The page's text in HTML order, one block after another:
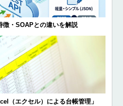
徴・SOAPとの違いを解説
（エクセル）による台帳管理」